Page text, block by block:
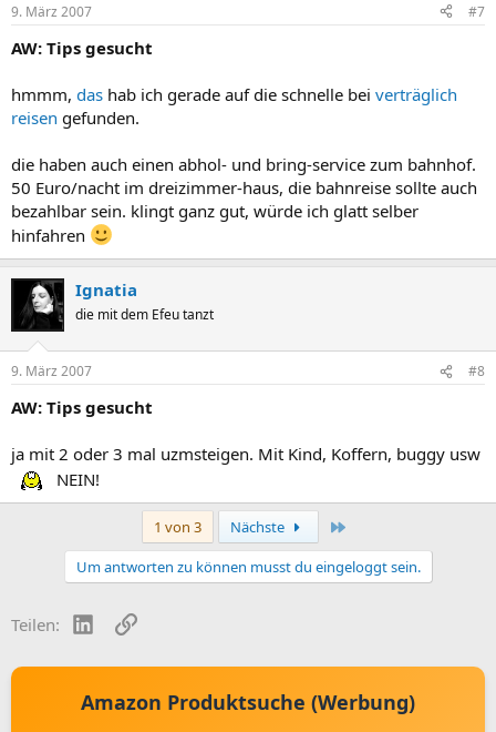
9. März 2007 #7
AW: Tips gesucht
hmmm, das hab ich gerade auf die schnelle bei verträglich
reisen gefunden.
die haben auch einen abhol- und bring-service zum bahnhof.
50 Euro/nacht im dreizimmer-haus, die bahnreise sollte auch
bezahlbar sein. klingt ganz gut, würde ich glatt selber
hinfahren
Ignatia
die mit dem Efeu tanzt
9. März 2007 #8
AW: Tips gesucht
ja mit 2 oder 3 mal uzmsteigen. Mit Kind, Koffern, buggy usw
NEIN!
1 von 3 Nächste
Um antworten zu können musst du eingeloggt sein.
Teilen: LinkedInLink
Amazon Produktsuche (Werbung)